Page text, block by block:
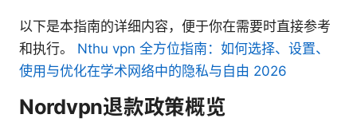
以下是本指南的详细内容，便于你在需要时直接参考
和执行。 Nthu vpn 全方位指南：如何选择、设置、
使用与优化在学术网络中的隐私与自由 2026
Nordvpn退款政策概览